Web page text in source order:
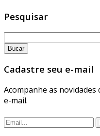
Pesquisar
Cadastre seu e-mail
Acompanhe as
e-mail.